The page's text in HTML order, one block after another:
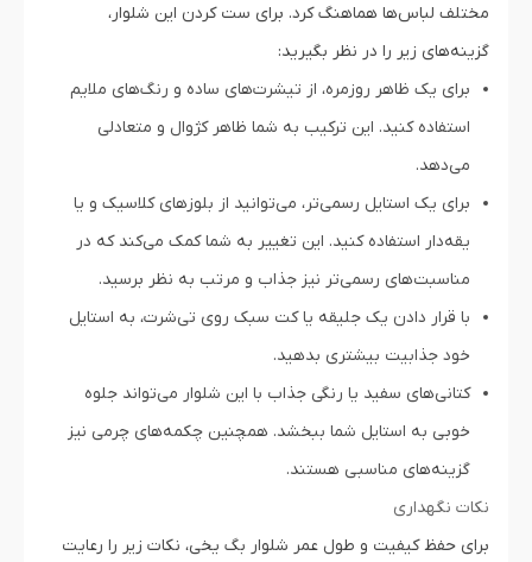
مختلف لباس‌ها هماهنگ کرد. برای ست کردن این شلوار،
گزینه‌های زیر را در نظر بگیرید:
برای یک ظاهر روزمره، از تیشرت‌های ساده و رنگ‌های ملایم
استفاده کنید. این ترکیب به شما ظاهر کژوال و متعادلی
می‌دهد.
برای یک استایل رسمی‌تر، می‌توانید از بلوزهای کلاسیک و یا
یقه‌دار استفاده کنید. این تغییر به شما کمک می‌کند که در
مناسبت‌های رسمی‌تر نیز جذاب و مرتب به نظر برسید.
با قرار دادن یک جلیقه یا کت سبک روی تی‌شرت، به استایل
خود جذابیت بیشتری بدهید.
کتانی‌های سفید یا رنگی جذاب با این شلوار می‌تواند جلوه‌
خوبی به استایل شما ببخشد. همچنین چکمه‌های چرمی نیز
گزینه‌های مناسبی هستند.
نکات نگهداری
برای حفظ کیفیت و طول عمر شلوار بگ یخی، نکات زیر را رعایت